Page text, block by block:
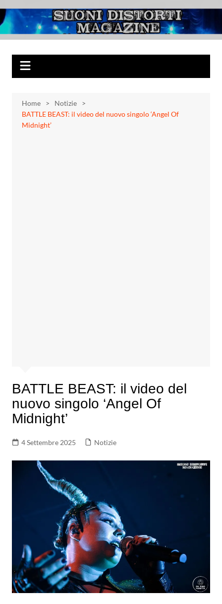
al
contenuto
Suoni Distorti
Magazine
Musica Rock, Metal, Punk e varie sonorità alternative
Home
Notizie
BATTLE BEAST: il video del nuovo singolo ‘Angel Of
Midnight’
BATTLE BEAST: il video del
nuovo singolo ‘Angel Of
Midnight’
4 Settembre 2025 Notizie